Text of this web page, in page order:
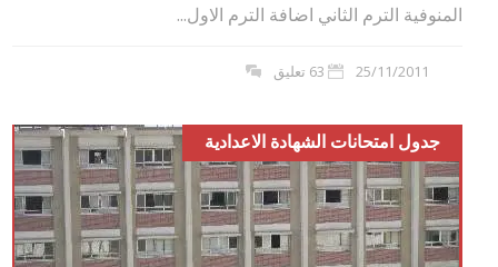
المنوفية الترم الثاني اضافة الترم الاول...
25/11/2011 63 تعليق
جدول امتحانات الشهادة الاعدادية